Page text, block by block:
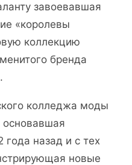
завоевавшая
«королевы
коллекцию
бренда
колледжа моды
года назад и с тех
новые